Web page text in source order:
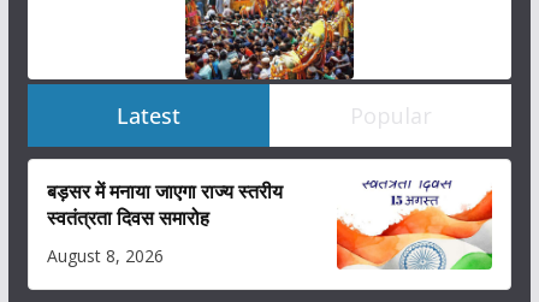
Latest Popular
बड़सर में मनाया जाएगा राज्य स्तरीय
स्वतंत्रता दिवस समारोह
August 8, 2026